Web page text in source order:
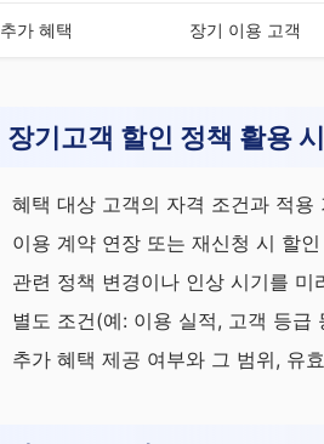
추가 혜택 장기 이용 고객
장기고객 할인 정책 활용
혜택 대상 고객의 자격 조건과 적용
이용 계약 연장 또는 재신청 시 할
관련 정책 변경이나 인상 시기를 미
별도 조건(예: 이용 실적, 고객 등급
추가 혜택 제공 여부와 그 범위, 유